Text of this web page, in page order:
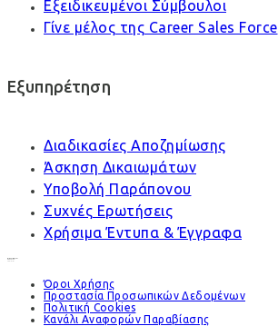
Εξειδικευμένοι Σύμβουλοι
Γίνε μέλος της Career Sales Force
Εξυπηρέτηση
Διαδικασίες Αποζημίωσης
Άσκηση Δικαιωμάτων
Υποβολή Παράπονου
Συχνές Ερωτήσεις
Χρήσιμα Έντυπα & Έγγραφα
Όροι Χρήσης
Προστασία Προσωπικών Δεδομένων
Πολιτική Cookies
Κανάλι Αναφορών Παραβίασης